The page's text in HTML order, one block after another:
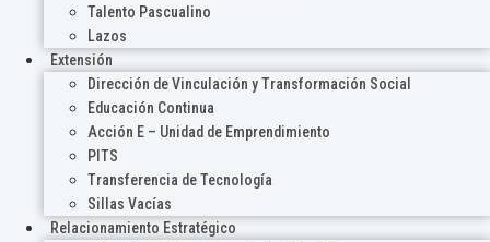
Talento Pascualino
Lazos
Extensión
Dirección de Vinculación y Transformación Social
Educación Continua
Acción E – Unidad de Emprendimiento
PITS
Transferencia de Tecnología
Sillas Vacías
Relacionamiento Estratégico